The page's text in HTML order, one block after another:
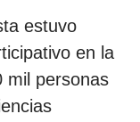
estuvo
en la
mil personas